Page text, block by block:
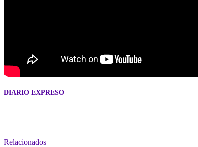
DIARIO EXPRESO
Relacionados